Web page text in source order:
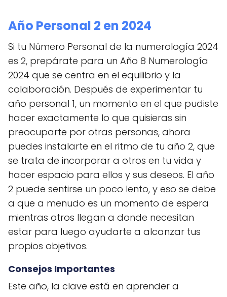
Año Personal 2 en 2024
Si tu Número Personal de la numerología 2024
es 2, prepárate para un Año 8 Numerología
2024 que se centra en el equilibrio y la
colaboración. Después de experimentar tu
año personal 1, un momento en el que pudiste
hacer exactamente lo que quisieras sin
preocuparte por otras personas, ahora
puedes instalarte en el ritmo de tu año 2, que
se trata de incorporar a otros en tu vida y
hacer espacio para ellos y sus deseos. El año
2 puede sentirse un poco lento, y eso se debe
a que a menudo es un momento de espera
mientras otros llegan a donde necesitan
estar para luego ayudarte a alcanzar tus
propios objetivos.
Consejos Importantes
Este año, la clave está en aprender a